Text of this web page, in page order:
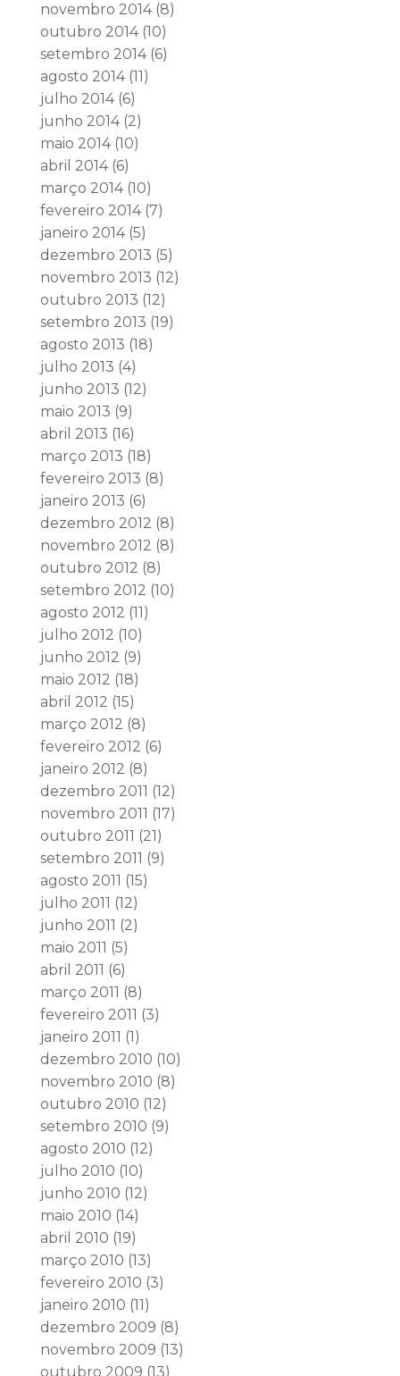
novembro 2014(8)
outubro 2014(10)
setembro 2014(6)
agosto 2014(11)
julho 2014(6)
junho 2014(2)
maio 2014(10)
abril 2014(6)
março 2014(10)
fevereiro 2014(7)
janeiro 2014(5)
dezembro 2013 (5)
novembro 2013 (12)
outubro 2013 (12)
setembro 2013 (19)
agosto 2013 (18)
julho 2013 (4)
junho 2013 (12)
maio 2013 (9)
abril 2013 (16)
março 2013 (18)
fevereiro 2013 (8)
janeiro 2013 (6)
dezembro 2012 (8)
novembro 2012 (8)
outubro 2012 (8)
setembro 2012 (10)
agosto 2012 (11)
julho 2012 (10)
junho 2012 (9)
maio 2012 (18)
abril 2012 (15)
março 2012 (8)
fevereiro 2012 (6)
janeiro 2012 (8)
dezembro 2011 (12)
novembro 2011 (17)
outubro 2011 (21)
setembro 2011 (9)
agosto 2011 (15)
julho 2011 (12)
junho 2011 (2)
maio 2011 (5)
abril 2011 (6)
março 2011 (8)
fevereiro 2011 (3)
janeiro 2011 (1)
dezembro 2010 (10)
novembro 2010 (8)
outubro 2010 (12)
setembro 2010 (9)
agosto 2010 (12)
julho 2010 (10)
junho 2010 (12)
maio 2010 (14)
abril 2010 (19)
março 2010 (13)
fevereiro 2010 (3)
janeiro 2010 (11)
dezembro 2009 (8)
novembro 2009 (13)
outubro 2009 (13)